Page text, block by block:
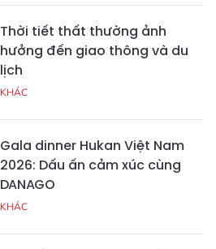
Thời tiết thất thường ảnh
hưởng đến giao thông và du
lịch
KHÁC
Gala dinner Hukan Việt Nam
2026: Dấu ấn cảm xúc cùng
DANAGO
KHÁC